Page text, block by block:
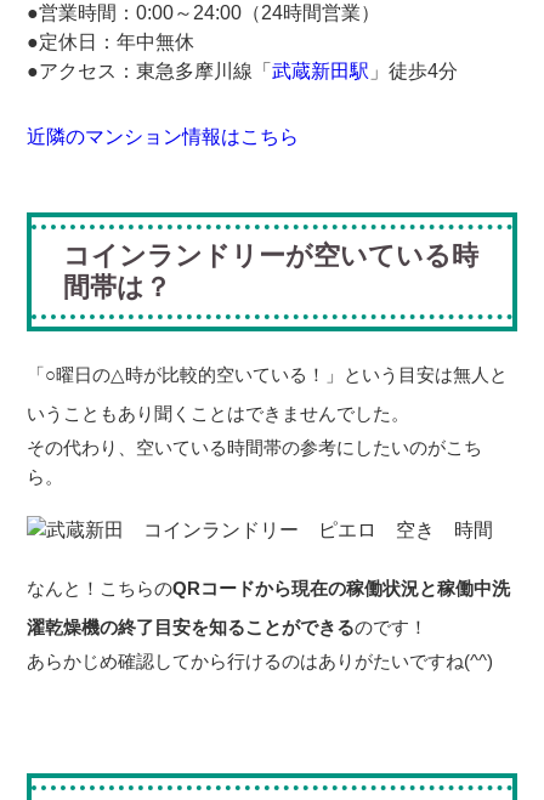
●営業時間：0:00～24:00（24時間営業）
●定休日：年中無休
●アクセス：東急多摩川線「武蔵新田駅 」徒歩4分
近隣のマンション情報はこちら
コインランドリーが空いている時
間帯は？
「 ○曜日の△ 時が比較的空いている！」という目安は無人と
いうこともあり聞くことはできませんでした。
その代わり、空いている時間帯の参考にしたいのがこち
ら。
なんと！こちらのQRコードから現在の稼働状況と稼働中洗
濯乾燥機の終了目安を知ることができるのです！
あらかじめ確認してから行けるのはありがたいですね(^^)